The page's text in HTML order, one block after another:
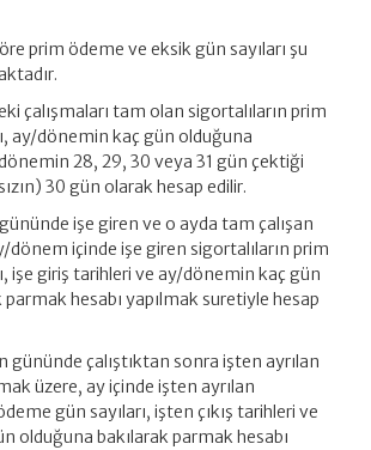
prim ödeme ve eksik gün sayıları şu
çalışmaları tam olan sigortalıların prim
ay/dönemin kaç gün olduğuna
28, 29, 30 veya 31 gün çektiği
30 gün olarak hesap edilir.
işe giren ve o ayda tam çalışan
dönem içinde işe giren sigortalıların prim
işe giriş tarihleri ve ay/dönemin kaç gün
hesabı yapılmak suretiyle hesap
çalıştıktan sonra işten ayrılan
üzere, ay içinde işten ayrılan
gün sayıları, işten çıkış tarihleri ve
olduğuna bakılarak parmak hesabı